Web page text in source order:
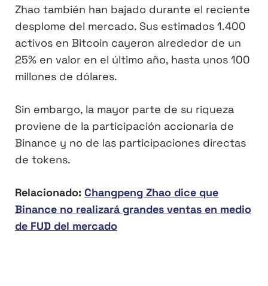
Zhao también han bajado durante el reciente
desplome del mercado. Sus estimados 1.400
activos en Bitcoin cayeron alrededor de un
25% en valor en el último año, hasta unos 100
millones de dólares.
Sin embargo, la mayor parte de su riqueza
proviene de la participación accionaria de
Binance y no de las participaciones directas
de tokens.
Relacionado: Changpeng Zhao dice que
Binance no realizará grandes ventas en medio
de FUD del mercado